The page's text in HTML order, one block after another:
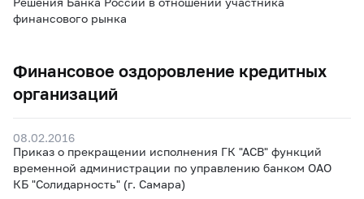
финансового рынка
Финансовое оздоровление кредитных
организаций
08.02.2016
Приказ о прекращении исполнения ГК "АСВ" функций
временной администрации по управлению банком ОАО
КБ "Солидарность" (г. Самара)